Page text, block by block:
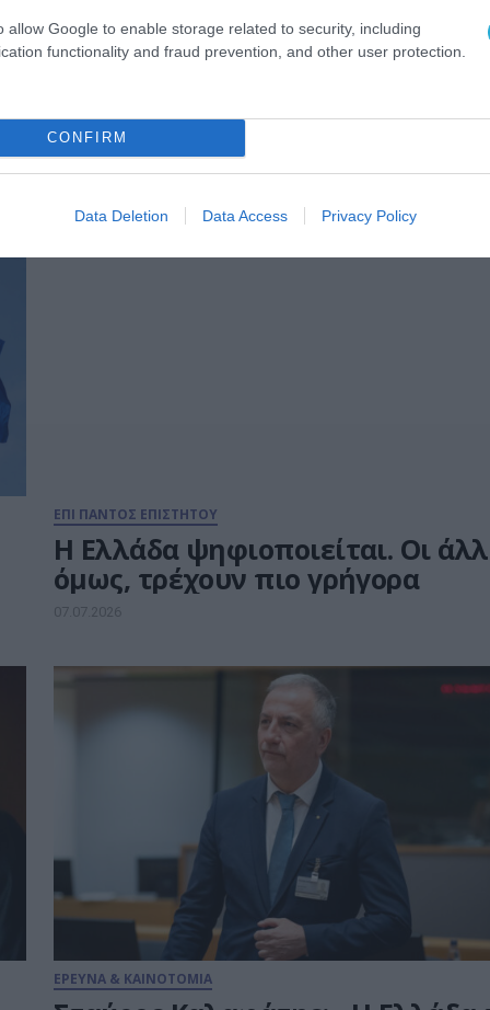
allow Google to enable storage related to security, including
functionality and fraud prevention, and other user protection.
CONFIRM
Data Deletion Data Access Privacy Policy
ΕΠΙ ΠΑΝΤΟΣ ΕΠΙΣΤΗΤΟΥ
πρωτοβουλία, με σημαντικά
που δεν πρέπει να αγνοηθούν
14.07.2026
ΕΠΙ ΠΑΝΤΟΣ ΕΠΙΣΤΗΤΟΥ
Η Ελλάδα ψηφιοποιείται. Οι
όμως, τρέχουν πιο γρήγορα
07.07.2026
ΕΡΕΥΝΑ & ΚΑΙΝΟΤΟΜΙΑ